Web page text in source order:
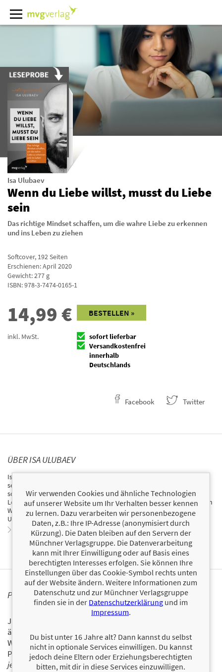
Isa Ulubaev
Wenn du Liebe willst, musst du Liebe
sein
Das richtige Mindset schaffen, um die wahre Liebe zu erkennen
und ins Leben zu ziehen
Softcover, 192Seiten
Erschienen: April 2020
Gewicht: 277 g
ISBN:978-3-7474-0165-1
14,99 €
inkl. MwSt.
BESTELLEN »
sofort lieferbar
Versandkostenfrei
innerhalb
Deutschlands
Facebook Twitter
ÜBER ISA ULUBAEV
Isa Ulubaev wurde 1990 im Kaukasus geboren und kam im Alter von
sechs Jahren nach Deutschland. Er geriet auf die schiefe Bahn und
schaffte es, sich daraus zu befreien, sein Abitur zu machen und sein
Leben grundlegend zu ändern. Von da an wollte er anderen auf ihrem
Weg helfen. Heute ist Isa erfolgreicher YouTuber, Coach und
Unternehmer.
Zum Profil von Isa Ulubaev
PERSONALISIERTE PRODUKTINFORMATIONEN
Ja, ich will über interessante Neuerscheinungen und
ähnliche Produkte informiert werden.
Wir halten Sie per E-Mail auf dem aktuellen Stand über das
Programm der Münchner Verlagsgruppe.Tragen Sie sich
jetzt ein!
Wir verwenden Cookies und ähnliche Technologien
auf unserer Website um Ihr Verhalten besser kennen
zu lernen. Dazu verarbeiten wir personenbezogene
Daten, z.B.: Ihre IP-Adresse (anonymisiert durch
Kürzung). Die Daten bleiben auf den Servern der
Münchner Verlagsgruppe. Die Datenverarbeitung
kann mit Ihrer Einwilligung oder auf Basis eines
berechtigten Interesses erfolgen. Sie können Ihre
Einstellungen über das Cookie-Symbol rechts unten
auf der Website ändern. Weitere Informationen zum
Datenschutz und zur Münchner Verlagsgruppe
finden sie in der Datenschutzerklärung und im
Impressum.
Du bist unter 16 Jahre alt? Dann kannst du selbst
nicht in optionale Services einwilligen. Du kannst
jedoch deine Eltern oder Erziehungsberechtigten
bitten, mit dir in diese Services einzuwilligen.